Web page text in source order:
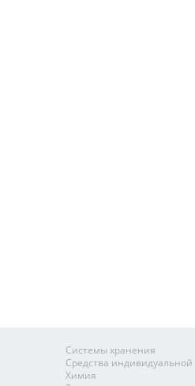
Системы хранения
Средства
Химия